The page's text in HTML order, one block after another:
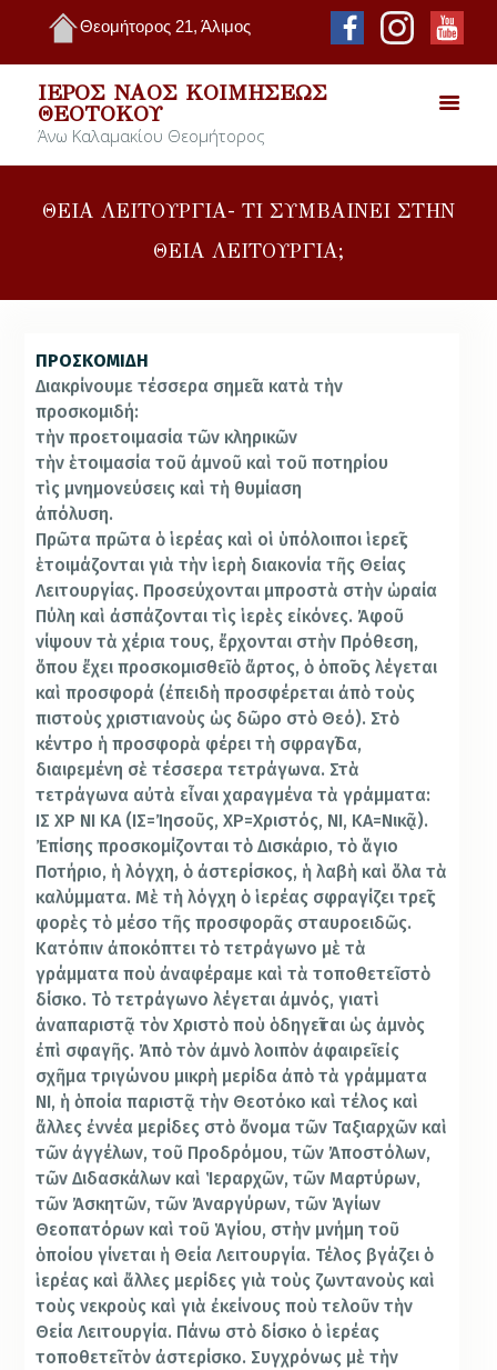
Θεομήτορος 21, Άλιμος
ΙΕΡΌΣ ΝΑΌΣ ΚΟΙΜΉΣΕΩΣ
ΘΕΟΤΌΚΟΥ
Άνω Καλαμακίου Θεομήτορος
ΘΕΙΑ ΛΕΙΤΟΥΡΓΙΑ- ΤΙ ΣΥΜΒΑΙΝΕΙ ΣΤΗΝ
ΘΕΙΑ ΛΕΙΤΟΥΡΓΙΑ;
ΠΡΟΣΚΟΜΙΔΗ
Διακρίνουμε τέσσερα σημεῖα κατὰ τὴν
προσκομιδή:
τὴν προετοιμασία τῶν κληρικῶν
τὴν ἑτοιμασία τοῦ ἀμνοῦ καὶ τοῦ ποτηρίου
τὶς μνημονεύσεις καὶ τὴ θυμίαση
ἀπόλυση.
Πρῶτα πρῶτα ὁ ἱερέας καὶ οἱ ὑπόλοιποι ἱερεῖς
ἑτοιμάζονται γιὰ τὴν ἱερὴ διακονία τῆς Θείας
Λειτουργίας. Προσεύχονται μπροστὰ στὴν ὡραία
Πύλη καὶ ἀσπάζονται τὶς ἱερὲς εἰκόνες. Ἀφοῦ
νίψουν τὰ χέρια τους, ἔρχονται στὴν Πρόθεση,
ὅπου ἔχει προσκομισθεῖ ὁ ἄρτος, ὁ ὁποῖος λέγεται
καὶ προσφορά (ἐπειδὴ προσφέρεται ἀπὸ τοὺς
πιστοὺς χριστιανοὺς ὡς δῶρο στὸ Θεό). Στὸ
κέντρο ἡ προσφορὰ φέρει τὴ σφραγῖδα,
διαιρεμένη σὲ τέσσερα τετράγωνα. Στὰ
τετράγωνα αὐτὰ εἶναι χαραγμένα τὰ γράμματα:
ΙΣ ΧΡ ΝΙ ΚΑ (ΙΣ=Ἰησοῦς, ΧΡ=Χριστός, ΝΙ, ΚΑ=Νικᾷ).
Ἐπίσης προσκομίζονται τὸ Δισκάριο, τὸ ἅγιο
Ποτήριο, ἡ λόγχη, ὁ ἀστερίσκος, ἡ λαβὴ καὶ ὅλα τὰ
καλύμματα. Μὲ τὴ λόγχη ὁ ἱερέας σφραγίζει τρεῖς
φορὲς τὸ μέσο τῆς προσφορᾶς σταυροειδῶς.
Κατόπιν ἀποκόπτει τὸ τετράγωνο μὲ τὰ
γράμματα ποὺ ἀναφέραμε καὶ τὰ τοποθετεῖ στὸ
δίσκο. Τὸ τετράγωνο λέγεται ἀμνός, γιατὶ
ἀναπαριστᾷ τὸν Χριστὸ ποὺ ὁδηγεῖται ὡς ἀμνὸς
ἐπὶ σφαγῆς. Ἀπὸ τὸν ἀμνὸ λοιπὸν ἀφαιρεῖ εἰς
σχῆμα τριγώνου μικρὴ μερίδα ἀπὸ τὰ γράμματα
ΝΙ, ἡ ὁποία παριστᾷ τὴν Θεοτόκο καὶ τέλος καὶ
ἄλλες ἐννέα μερίδες στὸ ὄνομα τῶν Ταξιαρχῶν καὶ
τῶν ἀγγέλων, τοῦ Προδρόμου, τῶν Ἀποστόλων,
τῶν Διδασκάλων καὶ Ἱεραρχῶν, τῶν Μαρτύρων,
τῶν Ἀσκητῶν, τῶν Ἀναργύρων, τῶν Ἁγίων
Θεοπατόρων καὶ τοῦ Ἁγίου, στὴν μνήμη τοῦ
ὁποίου γίνεται ἡ Θεία Λειτουργία. Τέλος βγάζει ὁ
ἱερέας καὶ ἄλλες μερίδες γιὰ τοὺς ζωντανοὺς καὶ
τοὺς νεκροὺς καὶ γιὰ ἐκείνους ποὺ τελοῦν τὴν
Θεία Λειτουργία. Πάνω στὸ δίσκο ὁ ἱερέας
τοποθετεῖ τὸν ἀστερίσκο. Συγχρόνως μὲ τὴν